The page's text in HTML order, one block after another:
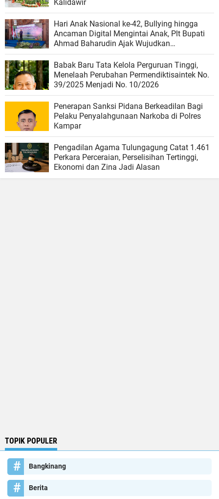
Kalidawir
Hari Anak Nasional ke-42, Bullying hingga
Ancaman Digital Mengintai Anak, Plt Bupati
Ahmad Baharudin Ajak Wujudkan
Tulungagung Ramah Anak
Babak Baru Tata Kelola Perguruan Tinggi,
Menelaah Perubahan Permendiktisaintek No.
39/2025 Menjadi No. 10/2026
Penerapan Sanksi Pidana Berkeadilan Bagi
Pelaku Penyalahgunaan Narkoba di Polres
Kampar
Pengadilan Agama Tulungagung Catat 1.461
Perkara Perceraian, Perselisihan Tertinggi,
Ekonomi dan Zina Jadi Alasan
TOPIK POPULER
Bangkinang
Berita